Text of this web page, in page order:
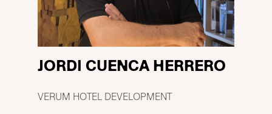
JORDI CUENCA HERRERO
VERUM HOTEL DEVELOPMENT